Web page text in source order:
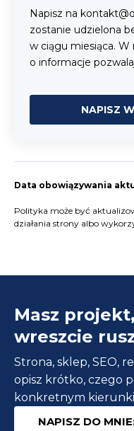
Napisz na
zostanie udzielona
w ciągu miesiąca.
o informacje
NAPISZ
Data obowiązywania
Polityka może być
działania strony albo
Masz
wreszcie
Strona, sklep, SEO,
opisz krótko, czego
konkretnym
NAPISZ DO